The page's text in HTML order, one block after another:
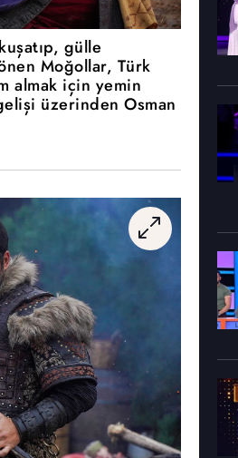
gülle
Moğollar, Türk
almak için yemin
üzerinden Osman